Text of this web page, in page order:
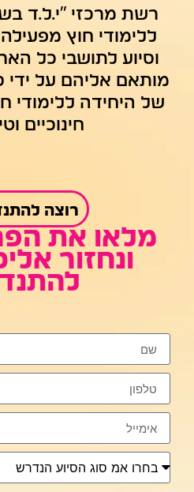
רוצה
מלאו את
ונחזור
רשת מרכזי "י.ל.ד
ללימודי חוץ
וסיוע לתושבי כל
מותאם אליהם על ידי
של היחידה ללימודי
חינוכיים